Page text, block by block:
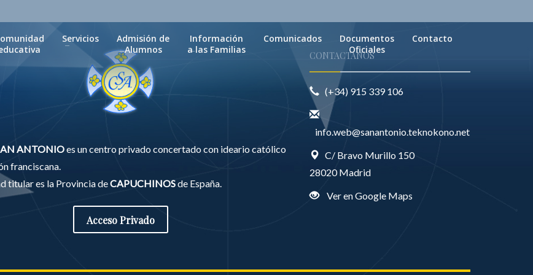
Servicios
Admisión de
Alumnos
Información
a las Familias
Comunicados
Documentos
Oficiales
Contacto
ANTONIOes un centro privado concertado con ideario católico
franciscana.
titular es la Provincia deCAPUCHINOSde España.
Acceso Privado
CONTACTANOS
(+34) 915 339 106
info.web@sanantonio.teknokono.net
C/ Bravo Murillo 150
28020 Madrid
Ver en Google Maps